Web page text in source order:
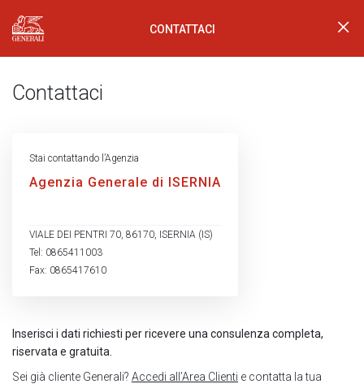
Generali Logo CONTATTACI
Contattaci
Inserisci i dati richiesti per ricevere una consulenza completa,
riservata e gratuita.
Sei già cliente Generali? Accedi all’Area Clienti e contatta la tua
Stai contattando l’Agenzia
Agenzia Generale di ISERNIA
VIALE DEI PENTRI 70, 86170, ISERNIA (IS)
Tel: 0865411003
Fax: 0865417610